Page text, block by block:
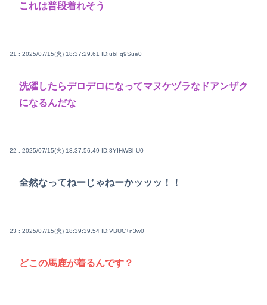
これは普段着れそう
21 : 2025/07/15(火) 18:37:29.61 ID:ubFq9Sue0
洗濯したらデロデロになってマヌケヅラなドアンザク
になるんだな
22 : 2025/07/15(火) 18:37:56.49 ID:8YIHWBhU0
全然なってねーじゃねーかッッッ！！
23 : 2025/07/15(火) 18:39:39.54 ID:VBUC+n3w0
どこの馬鹿が着るんです？